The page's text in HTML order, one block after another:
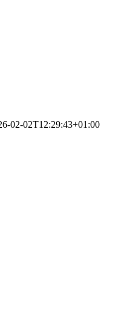
02-02T12:29:43+01:00